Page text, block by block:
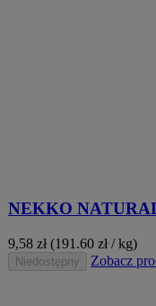
NEKKO
9,58 zł (191.60 zł / kg)
Niedostępny Zobacz